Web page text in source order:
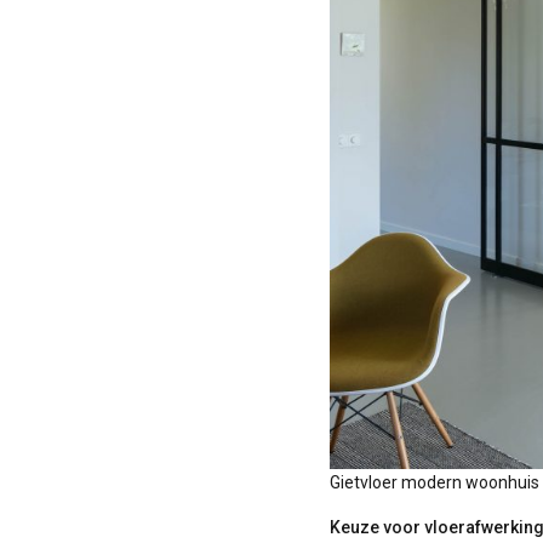
Gietvloer modern woonhuis
Keuze voor vloerafwerking